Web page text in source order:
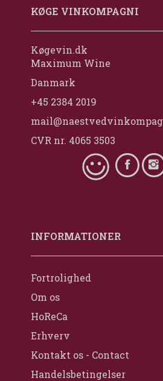
KØGE VINKOMPAGNI
Køgevin.dk
Maximum Wine
Danmark
+45 2384 2019
CVR nr. 4065 3503
INFORMATIONER
Fortrolighed
Om os
HoReCa
Erhverv
Kontakt os - Contact
Handelsbetingelser